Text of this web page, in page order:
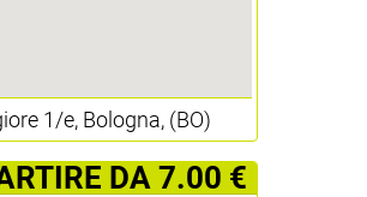
1/e, Bologna, (BO)
DA 7.00 €